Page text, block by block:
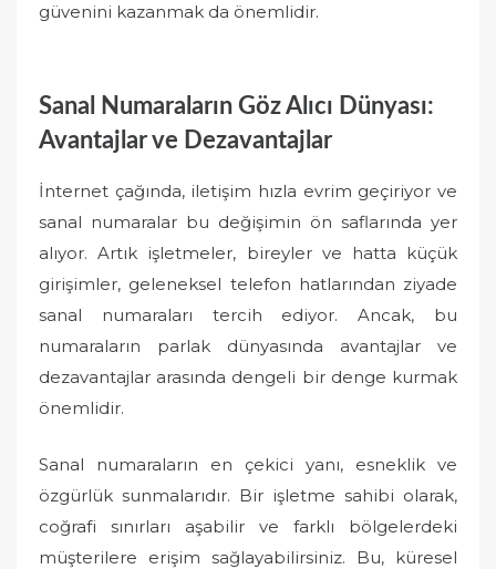
güvenini kazanmak da önemlidir.
Sanal Numaraların Göz Alıcı Dünyası:
Avantajlar ve Dezavantajlar
İnternet çağında, iletişim hızla evrim geçiriyor ve
sanal numaralar bu değişimin ön saflarında yer
alıyor. Artık işletmeler, bireyler ve hatta küçük
girişimler, geleneksel telefon hatlarından ziyade
sanal numaraları tercih ediyor. Ancak, bu
numaraların parlak dünyasında avantajlar ve
dezavantajlar arasında dengeli bir denge kurmak
önemlidir.
Sanal numaraların en çekici yanı, esneklik ve
özgürlük sunmalarıdır. Bir işletme sahibi olarak,
coğrafi sınırları aşabilir ve farklı bölgelerdeki
müşterilere erişim sağlayabilirsiniz. Bu, küresel